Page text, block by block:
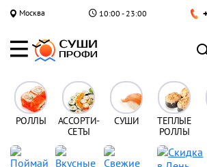
Москва 10:00 - 23:00
РОЛЛЫ
АССОРТИ-
СЕТЫ
СУШИ
ТЕПЛЫЕ
РОЛЛЫ